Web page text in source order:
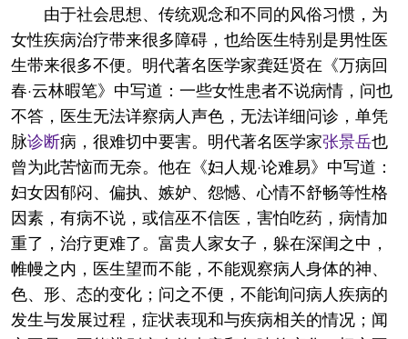
由于社会思想、传统观念和不同的风俗习惯，为
女性疾病治疗带来很多障碍，也给医生特别是男性医
生带来很多不便。明代著名医学家龚廷贤在《万病回
春·云林暇笔》中写道：一些女性患者不说病情，问也
不答，医生无法详察病人声色，无法详细问诊，单凭
脉诊断病，很难切中要害。明代著名医学家张景岳也
曾为此苦恼而无奈。他在《妇人规·论难易》中写道：
妇女因郁闷、偏执、嫉妒、怨憾、心情不舒畅等性格
因素，有病不说，或信巫不信医，害怕吃药，病情加
重了，治疗更难了。富贵人家女子，躲在深闺之中，
帷幔之内，医生望而不能，不能观察病人身体的神、
色、形、态的变化；问之不便，不能询问病人疾病的
发生与发展过程，症状表现和与疾病相关的情况；闻